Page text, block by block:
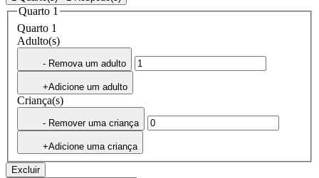
Quarto 1
Quarto 1
Adulto(s)
- Remova um adulto
+Adicione um adulto
Criança(s)
- Remover uma criança
+Adicione uma criança
Excluir